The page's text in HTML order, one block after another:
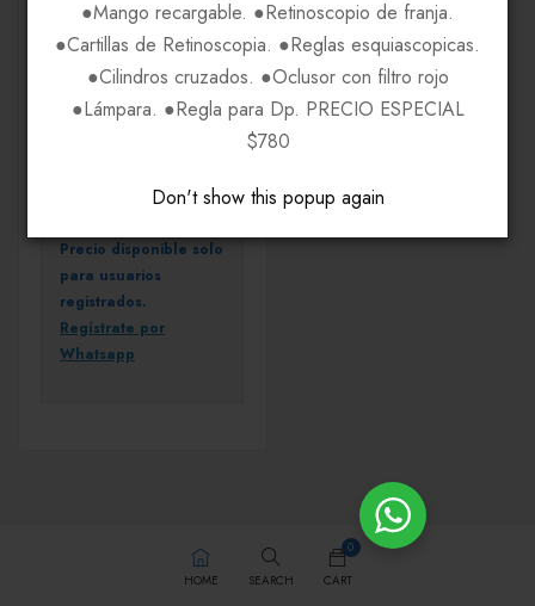
●Mango recargable. ●Retinoscopio de franja.
●Cartillas de Retinoscopia. ●Reglas esquiascopicas.
●Cilindros cruzados. ●Oclusor con filtro rojo
●Lámpara. ●Regla para Dp. PRECIO ESPECIAL
$780
Don't show this popup again
Precio disponible solo
para usuarios
registrados.
Regístrate por
Whatsapp
HOME SEARCH
0
CART